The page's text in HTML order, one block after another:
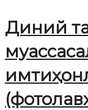
Диний